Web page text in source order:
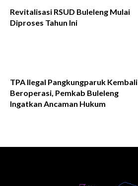
Revitalisasi RSUD Buleleng Mulai
Diproses Tahun Ini
TPA Ilegal Pangkungparuk Kembali
Beroperasi, Pemkab Buleleng
Ingatkan Ancaman Hukum